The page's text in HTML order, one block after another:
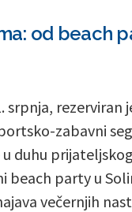
od beach
srpnja,
zabavni
duhu
beach party u
večernjih